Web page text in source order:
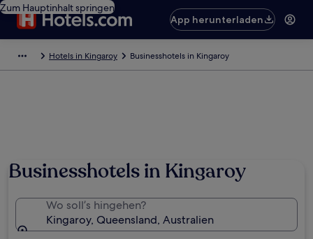
Zum Hauptinhalt springen
App herunterladen
Hotels in Kingaroy Businesshotels in Kingaroy
Businesshotels in Kingaroy
Wo soll’s hingehen?
Kingaroy, Queensland, Australien